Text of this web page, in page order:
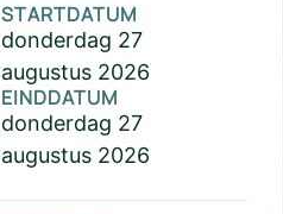
STARTDATUM
donderdag 27
augustus 2026
EINDDATUM
donderdag 27
augustus 2026